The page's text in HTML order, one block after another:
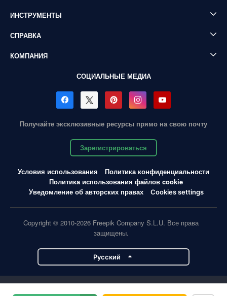
ИНСТРУМЕНТЫ
СПРАВКА
КОМПАНИЯ
СОЦИАЛЬНЫЕ МЕДИА
Получайте эксклюзивные ресурсы прямо на свою почту
Зарегистрироваться
Условия использования
Политика конфиденциальности
Политика использования файлов cookie
Уведомление об авторских правах
Cookies settings
Copyright © 2010-2026 Freepik Company S.L.U. Все права
защищены.
Pусский